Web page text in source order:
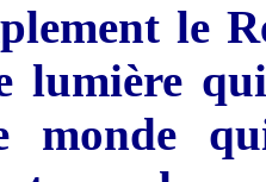
le
lumière
monde